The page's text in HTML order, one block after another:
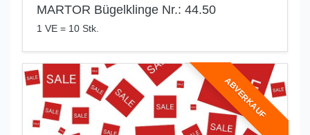
MARTOR Bügelklinge Nr.: 44.50
1 VE = 10 Stk.
ABVERKAUF